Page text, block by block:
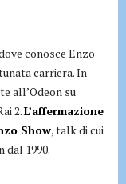
conosce Enzo
carriera. In
all’Odeon su
2.L’affermazione
Show, talk di cui
dal 1990.